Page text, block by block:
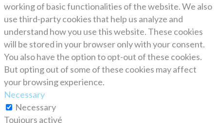
working of basic functionalities of the website. We also
use third-party cookies that help us analyze and
understand how you use this website. These cookies
will be stored in your browser only with your consent.
You also have the option to opt-out of these cookies.
But opting out of some of these cookies may affect
your browsing experience.
Necessary
Necessary
Toujours activé